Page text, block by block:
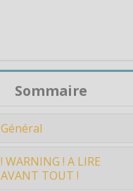
Sommaire
Général
Présentation du Projet
de Fabrication ...
! WARNING ! A LIRE
AVANT TOUT !